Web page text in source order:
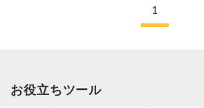
1
お役立ちツール